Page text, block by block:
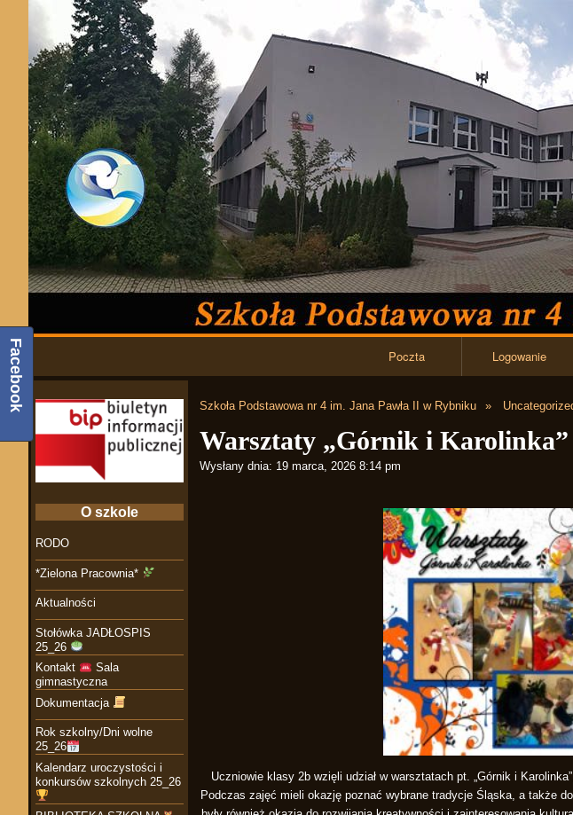
Poczta Logowanie
Szkoła Podstawowa nr 4 im. Jana Pawła II w Rybniku
Warsztaty „Górnik i Karolinka”
Wysłany dnia: 19 marca, 2026 8:14 pm
Uczniowie klasy 2b wzięli udział w warsztatach pt. „Górnik i
Podczas zajęć mieli okazję poznać wybrane tradycje Śląska, a także
O szkole
RODO
*Zielona Pracownia*
Aktualności
Stołówka JADŁOSPIS
25_26
Kontakt
Sala
gimnastyczna
Dokumentacja
Rok szkolny/Dni wolne
25_26
Kalendarz uroczystości i
konkursów szkolnych 25_26
Facebook